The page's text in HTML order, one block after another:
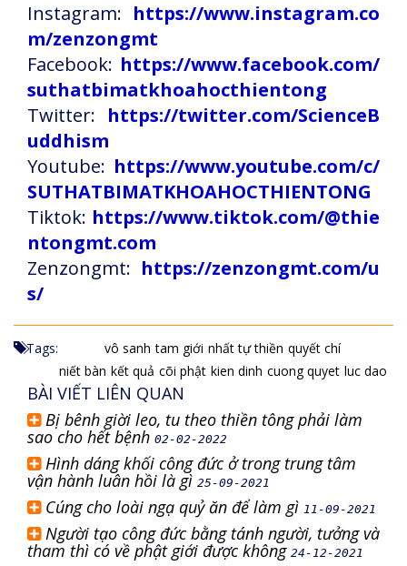
Instagram: https://www.instagram.co
m/zenzongmt
Facebook: https://www.facebook.com/
suthatbimatkhoahocthientong
Twitter: https://twitter.com/ScienceB
uddhism
Youtube: https://www.youtube.com/c/
SUTHATBIMATKHOAHOCTHIENTONG
Tiktok: https://www.tiktok.com/@thie
ntongmt.com
Zenzongmt: https://zenzongmt.com/u
s/
Tags: vô sanh tam giới nhất tự thiền quyết chí
niết bàn kết quả cõi phật kien dinh cuong quyet luc dao
BÀI VIẾT LIÊN QUAN
Bị bênh giời leo, tu theo thiền tông phải làm
sao cho hết bệnh 02-02-2022
Hình dáng khối công đức ở trong trung tâm
vận hành luân hồi là gì 25-09-2021
Cúng cho loài ngạ quỷ ăn để làm gì 11-09-2021
Người tạo công đức bằng tánh người, tưởng và
tham thì có về phật giới được không 24-12-2021